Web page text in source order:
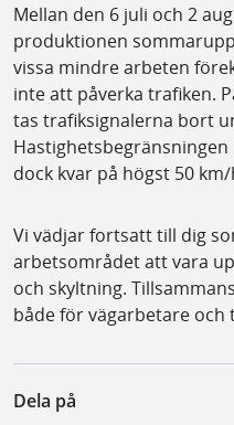
Mellan den 6 juli och 2
produktionen
vissa mindre arbeten
inte att påverka trafiken.
tas trafiksignalerna bort
dock kvar på högst 50 km/
Vi vädjar fortsatt till dig
arbetsområdet att vara
och skyltning.
både för vägarbetare och
Dela på